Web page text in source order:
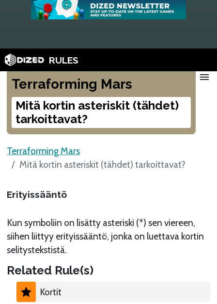
RULES
Terraforming Mars
Mitä kortin asteriskit (tähdet)
tarkoittavat?
menu
Terraforming Mars
Mitä kortin asteriskit (tähdet) tarkoittavat?
Erityissääntö
Kun symboliin on lisätty asteriski (*) sen viereen,
siihen liittyy erityissääntö, jonka on luettava kortin
selitystekstistä.
Related Rule(s)
Kortit